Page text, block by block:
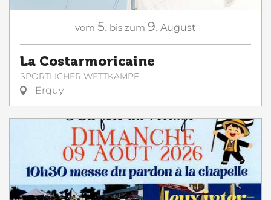
vom 5. bis zum 9. August
La Costarmoricaine
SPORTLICHER WETTKAMPF
Erquy